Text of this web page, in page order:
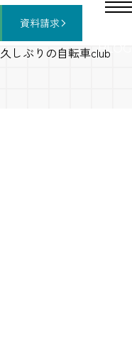
資料請求
BLOG
久しぶりの自転車club